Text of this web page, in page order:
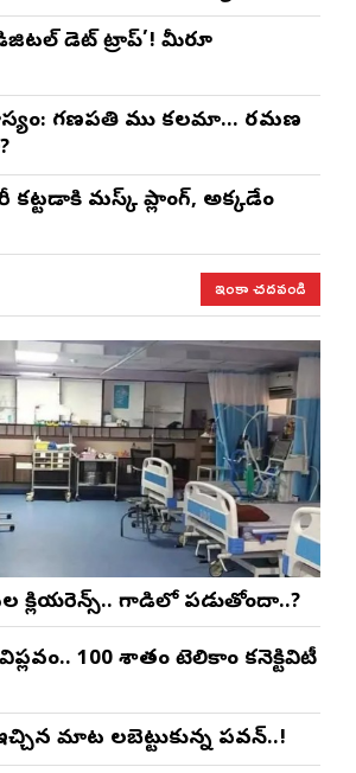
డెట్ ట్రాప్’! మీరూ
గణపతి ముని కలమా… రమణ
కట్టడానికి మస్క్ ప్లానింగ్, అక్కడేం
ఇంకా చదవండి
క్లియరెన్స్.. గాడిలో పడుతోందా..?
100 శాతం టెలికాం కనెక్టివిటీ
మాట నిలబెట్టుకున్న పవన్..!